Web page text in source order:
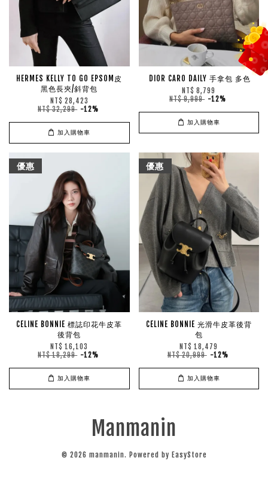
HERMES KELLY TO GO EPSOM皮
黑色長夾/斜背包
NT$ 28,423
NT$ 32,299 -12%
加入購物車
DIOR CARO DAILY 手拿包 多色
NT$ 8,799
NT$ 9,999 -12%
加入購物車
優惠
CELINE BONNIE 標誌印花牛皮革
後背包
NT$ 16,103
NT$ 18,299 -12%
加入購物車
優惠
CELINE BONNIE 光滑牛皮革後背
包
NT$ 18,479
NT$ 20,999 -12%
加入購物車
Manmanin
© 2026 manmanin. Powered by EasyStore